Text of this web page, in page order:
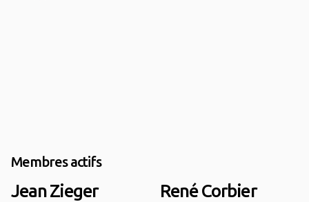
Membres actifs
Jean Zieger René Corbier